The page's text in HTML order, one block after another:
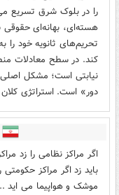
را در بلوک شرق تسریع
هسته‌ای، بهانه‌ای حقوقی
تحریم‌های ثانویه خود را
کند. در سطح معادلات
نیابتی است؛ مشکل اصلی
دور» است. استراتژی
اگر مراکز نظامی را زد
باید زد اگر مراکز
موشک و هواپیما می اید